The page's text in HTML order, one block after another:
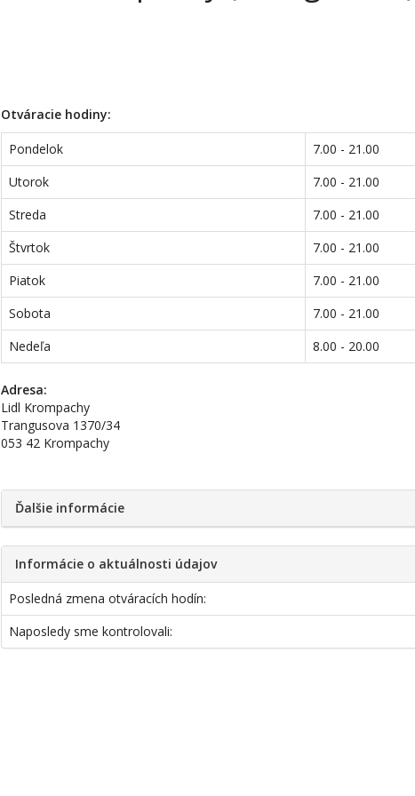
Otváracie hodiny:
Pondelok
7.00 - 21.00
Utorok
7.00 - 21.00
Streda
7.00 - 21.00
Štvrtok
7.00 - 21.00
Piatok
7.00 - 21.00
Sobota
7.00 - 21.00
Nedeľa
8.00 - 20.00
Adresa:
Lidl Krompachy
Trangusova 1370/34
053 42 Krompachy
Ďalšie informácie
Informácie o aktuálnosti údajov
Posledná zmena otváracích hodín:
Naposledy sme kontrolovali: